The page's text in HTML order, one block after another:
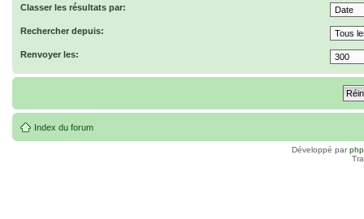
Classer les résultats par:
Rechercher depuis:
Renvoyer les:
Index du forum
Développé par